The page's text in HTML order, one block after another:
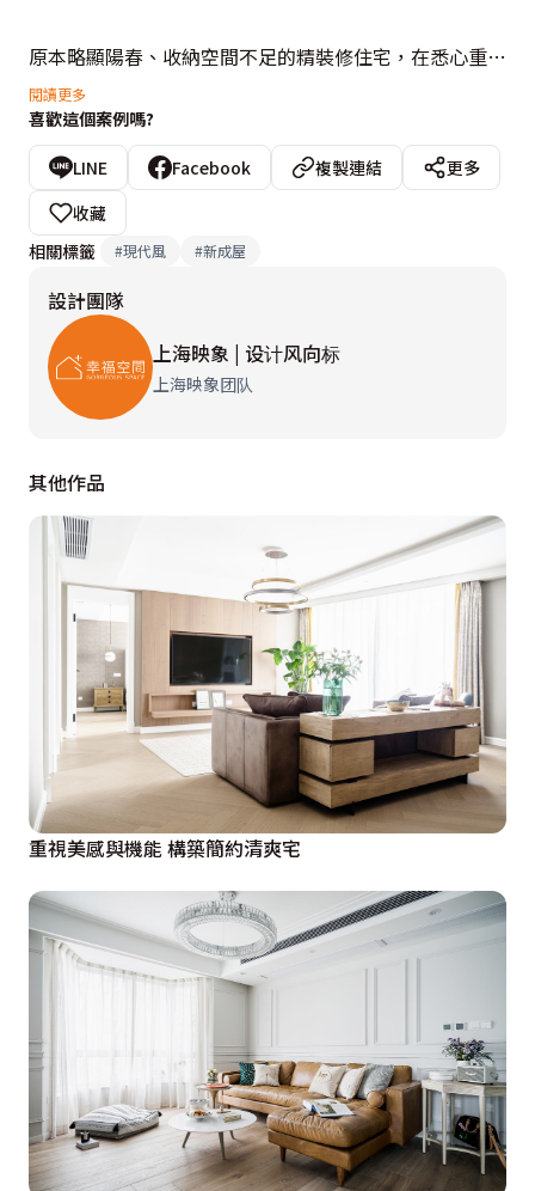
原本略顯陽春、收納空間不足的精裝修住宅，在悉心重劃
後綻放奪目光彩，體現從容高雅的美感哲學。客廳以白色
為基底，壁面及天花鋪陳立體線板勾勒視覺層次，氤氳浪
漫美式風情，沙發背牆植入整面櫃體，擴充收納容積，自
帶璀璨脈絡的石材與水晶吊燈提煉華美氣韻，共構純淨雅
緻的美學空間。餐廳金屬造型鏡面及香檳金拉門昇華低奢
放宜人溫度，自在閒適的舒適感深入居住者感官，釀構簡
約清雅的品味生活。
閱讀更多
喜歡這個案例嗎?
LINE Facebook 複製連結
更多
收藏
相關標籤
#現代風 #新成屋
設計團隊
上海映象 | 设计风向标
上海映象团队
其他作品
重視美感與機能 構築簡約清爽宅